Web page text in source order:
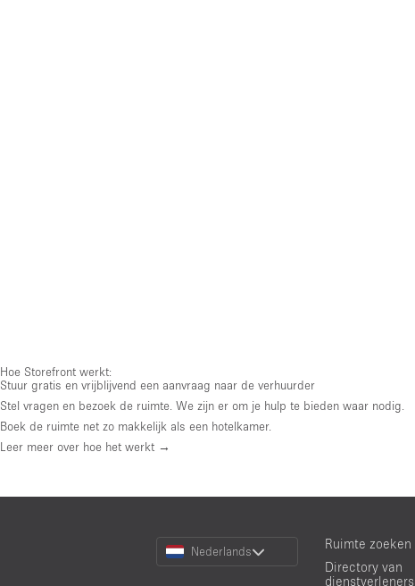
Hoe Storefront werkt:
Stuur gratis en vrijblijvend een aanvraag naar de verhuurder
Stel vragen en bezoek de ruimte. We zijn er om je hulp te bieden waar nodig.
Boek de ruimte net zo makkelijk als een hotelkamer.
Leer meer over hoe het werkt →
Choose
Language
Nederlands
Ruimte zoeken
Directory van
dienstverleners